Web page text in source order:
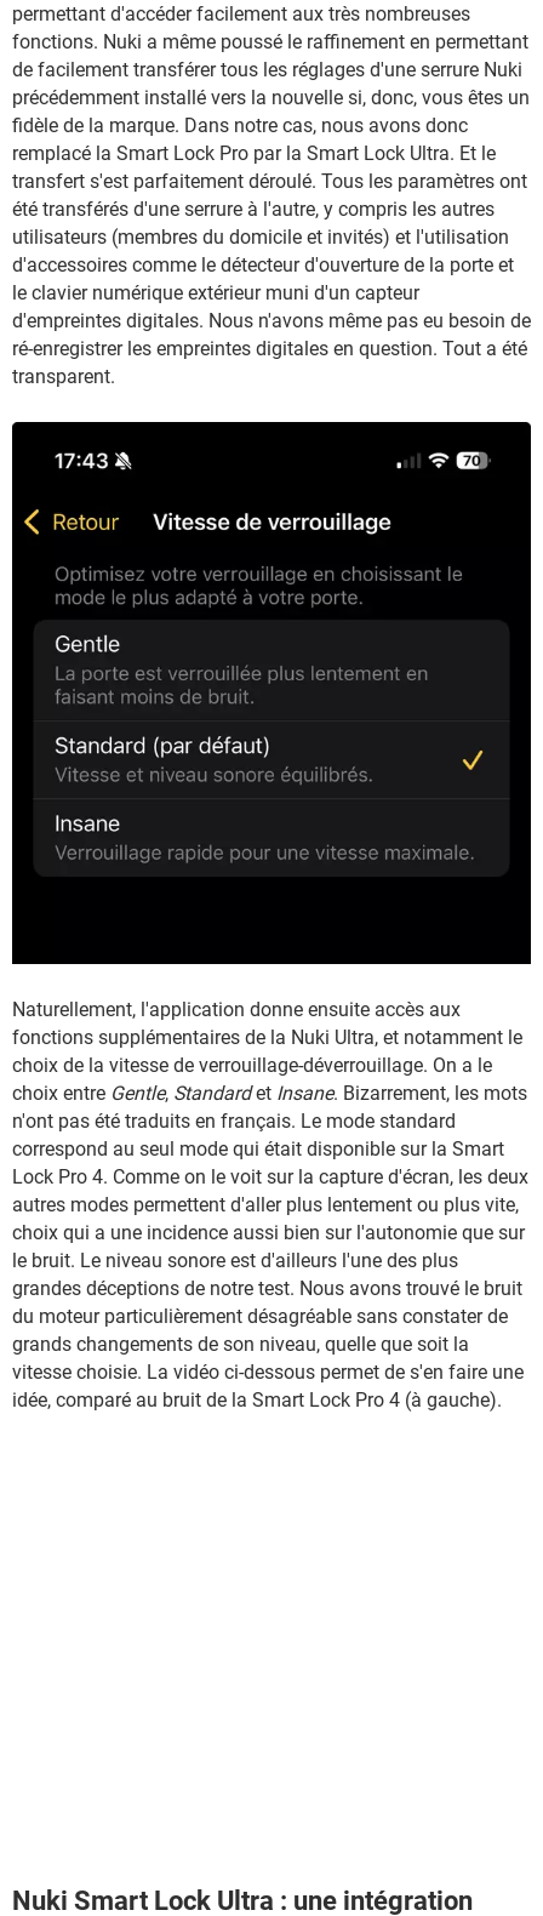
permettant d'accéder facilement aux très nombreuses
fonctions. Nuki a même poussé le raffinement en permettant
de facilement transférer tous les réglages d'une serrure Nuki
précédemment installé vers la nouvelle si, donc, vous êtes un
fidèle de la marque. Dans notre cas, nous avons donc
remplacé la Smart Lock Pro par la Smart Lock Ultra. Et le
transfert s'est parfaitement déroulé. Tous les paramètres ont
été transférés d'une serrure à l'autre, y compris les autres
utilisateurs (membres du domicile et invités) et l'utilisation
d'accessoires comme le détecteur d'ouverture de la porte et
le clavier numérique extérieur muni d'un capteur
d'empreintes digitales. Nous n'avons même pas eu besoin de
ré-enregistrer les empreintes digitales en question. Tout a été
transparent.
Naturellement, l'application donne ensuite accès aux
fonctions supplémentaires de la Nuki Ultra, et notamment le
choix de la vitesse de verrouillage-déverrouillage. On a le
choix entre Gentle, Standardet Insane. Bizarrement, les mots
n'ont pas été traduits en français. Le mode standard
correspond au seul mode qui était disponible sur la Smart
Lock Pro 4. Comme on le voit sur la capture d'écran, les deux
autres modes permettent d'aller plus lentement ou plus vite,
choix qui a une incidence aussi bien sur l'autonomie que sur
le bruit. Le niveau sonore est d'ailleurs l'une des plus
grandes déceptions de notre test. Nous avons trouvé le bruit
du moteur particulièrement désagréable sans constater de
grands changements de son niveau, quelle que soit la
vitesse choisie. La vidéo ci-dessous permet de s'en faire une
idée, comparé au bruit de la Smart Lock Pro 4 (à gauche).
Nuki Smart Lock Ultra : une intégration